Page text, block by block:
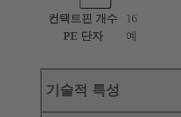
컨택트핀 개수
16
PE 단자
예
기술적 특성